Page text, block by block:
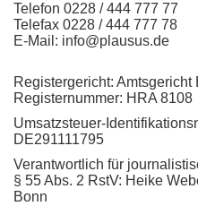
Telefon 0228 / 444 777 77
Telefax 0228 / 444 777 78
E-Mail: info@plausus.de
Registergericht: Amtsgericht
Registernummer: HRA 8108
Umsatzsteuer-
DE291111795
Verantwortlich für
§ 55 Abs. 2 RstV: Heike
Bonn